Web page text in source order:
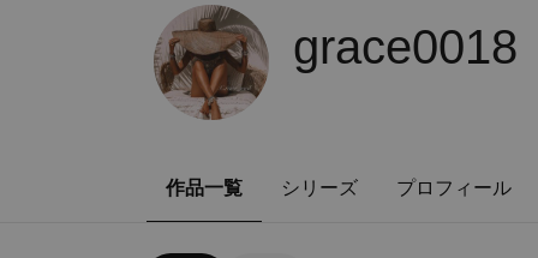
grace0018
作品一覧 シリーズ プロフィール